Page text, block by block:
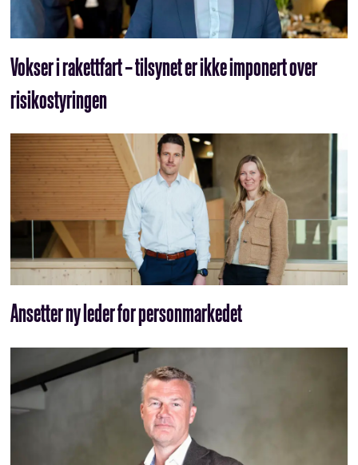
Vokser i rakettfart – tilsynet er ikke imponert over
risikostyringen
Ansetter ny leder for personmarkedet